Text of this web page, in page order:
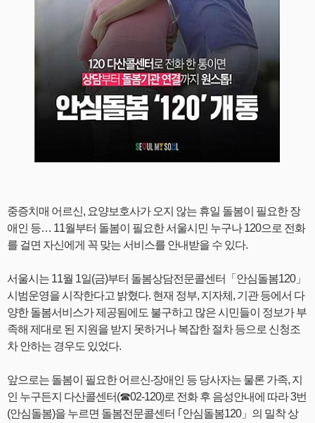
중증치매 어르신, 요양보호사가 오지 않는 휴일 돌봄이 필요한 장
애인 등… 11월부터 돌봄이 필요한 서울시민 누구나 120으로 전화
를 걸면 자신에게 꼭 맞는 서비스를 안내받을 수 있다.
서울시는 11월 1일(금)부터 돌봄상담전문콜센터「안심돌봄120」
시범운영을 시작한다고 밝혔다. 현재 정부, 지자체, 기관 등에서 다
양한 돌봄서비스가 제공됨에도 불구하고 많은 시민들이 정보가 부
족해 제대로 된 지원을 받지 못하거나 복잡한 절차 등으로 신청조
차 안하는 경우도 있었다.
앞으로는 돌봄이 필요한 어르신‧장애인 등 당사자는 물론 가족, 지
인 누구든지 다산콜센터(☎02-120)로 전화 후 음성안내에 따라 3번
(안심돌봄)을 누르면 돌봄전문콜센터 ｢안심돌봄120」의 밀착 상